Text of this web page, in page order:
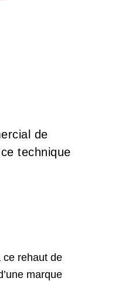
de
technique
ce rehaut de
marque